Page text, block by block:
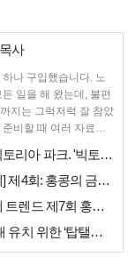
사
나 구입했습니다. 노
일을 해 왔는데, 불편
지는 그럭저럭 잘 참았
비할 때 여러 자료를
빅토리아 하버, 빅토리아 피크, 빅토리아 파크. '빅토리아’의 이름은 어…
[숫자로 보는 홍콩 교민 생활 경제] 제4회: 홍콩의 금융 — 지표 및 …
[기획특집] 숫자로 읽는 홍콩 경제 트렌드 제7회 홍콩 문화·창의 산업…
[홍콩 비자 안내] 세계적 우수 인재 유치 위한 ‘탑탤런트 비자(TTPS…